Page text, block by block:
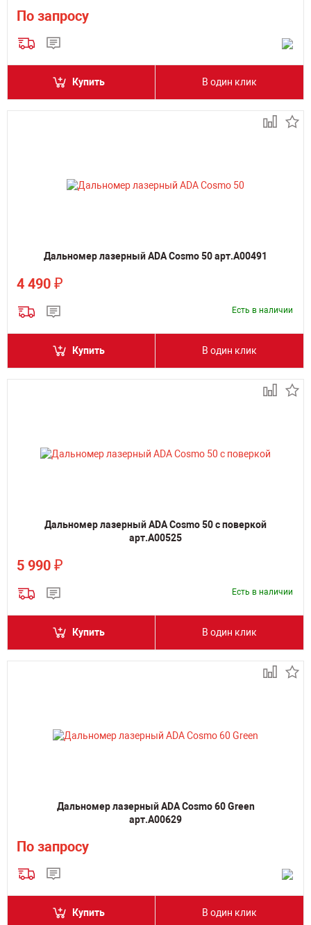
По запросу
Купить В один клик
Дальномер лазерный ADA Cosmo 50 арт.А00491
4 490 ₽
Есть в наличии
Купить В один клик
Дальномер лазерный ADA Cosmo 50 с поверкой
арт.А00525
5 990 ₽
Есть в наличии
Купить В один клик
Дальномер лазерный ADA Cosmo 60 Green
арт.А00629
По запросу
Купить В один клик